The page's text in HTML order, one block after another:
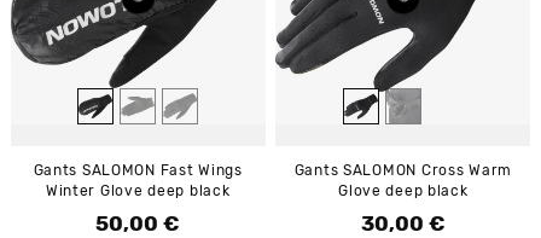
Gants SALOMON Fast Wings
Winter Glove deep black
Prix
50,00 €
Gants SALOMON Cross Warm
Glove deep black
Prix
30,00 €